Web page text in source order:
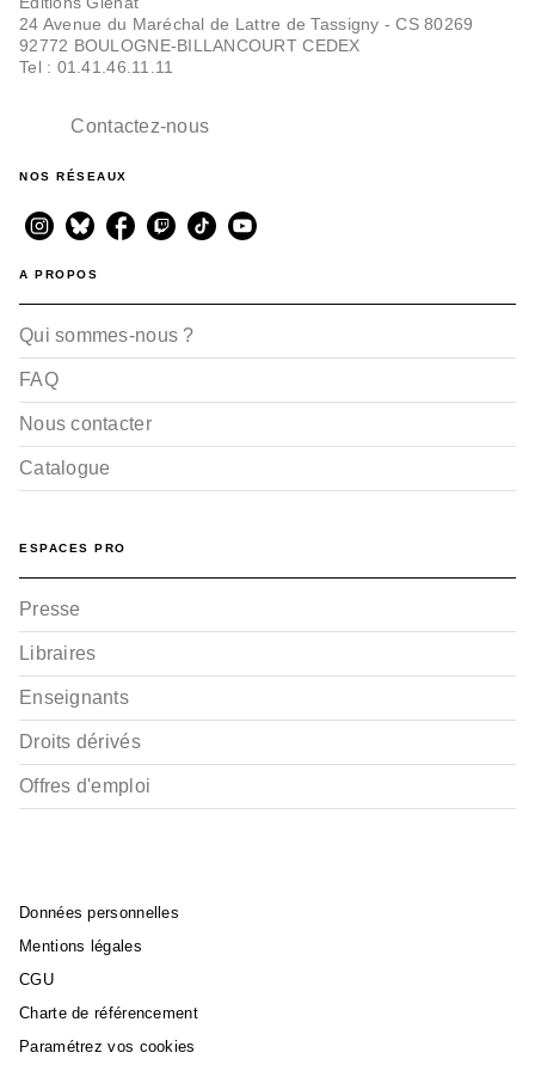
24 Avenue du Maréchal de Lattre de Tassigny - CS 80269
92772 BOULOGNE-BILLANCOURT CEDEX
Tel : 01.41.46.11.11
Contactez-nous
NOS RÉSEAUX
A PROPOS
Qui sommes-nous ?
FAQ
Nous contacter
Catalogue
ESPACES PRO
Presse
Libraires
Enseignants
Droits dérivés
Offres d'emploi
Données personnelles
Mentions légales
CGU
Charte de référencement
Paramétrez vos cookies